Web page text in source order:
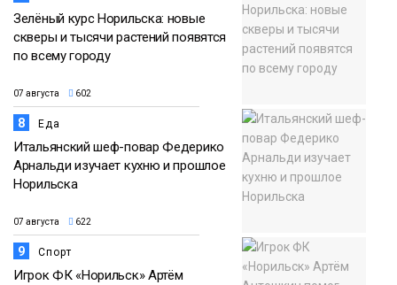
Зелёный курс Норильска: новые
скверы и тысячи растений появятся
по всему городу
07 августа 602
8 Еда
Итальянский шеф-повар Федерико
Арнальди изучает кухню и прошлое
Норильска
07 августа 622
9 Спорт
Игрок ФК «Норильск» Артём